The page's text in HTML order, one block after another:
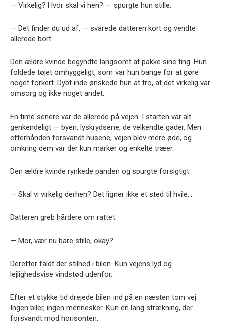
— Virkelig? Hvor skal vi hen? — spurgte hun stille.
— Det finder du ud af, — svarede datteren kort og vendte
allerede bort.
Den ældre kvinde begyndte langsomt at pakke sine ting. Hun
foldede tøjet omhyggeligt, som var hun bange for at gøre
noget forkert. Dybt inde ønskede hun at tro, at det virkelig var
omsorg og ikke noget andet.
En time senere var de allerede på vejen. I starten var alt
genkendeligt — byen, lyskrydsene, de velkendte gader. Men
efterhånden forsvandt husene, vejen blev mere øde, og
omkring dem var der kun marker og enkelte træer.
Den ældre kvinde rynkede panden og spurgte forsigtigt:
— Skal vi virkelig derhen? Det ligner ikke et sted til hvile…
Datteren greb hårdere om rattet.
— Mor, vær nu bare stille, okay?
Derefter faldt der stilhed i bilen. Kun vejens lyd og
lejlighedsvise vindstød udenfor.
Efter et stykke tid drejede bilen ind på en næsten tom vej.
Ingen biler, ingen mennesker. Kun en lang strækning, der
forsvandt mod horisonten.